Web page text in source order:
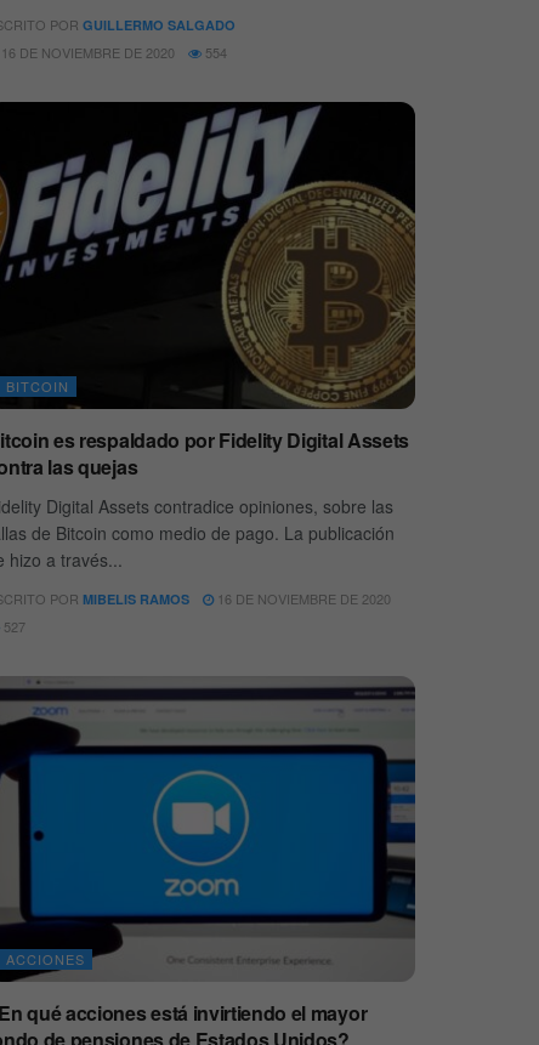
POR GUILLERMO SALGADO
DE NOVIEMBRE DE 2020 554
BITCOIN
es respaldado por Fidelity Digital Assets
las quejas
Digital Assets contradice opiniones, sobre las
de Bitcoin como medio de pago. La publicación
hizo a través...
POR MIBELIS RAMOS
16 DE NOVIEMBRE DE 2020
527
ACCIONES
qué acciones está invirtiendo el mayor